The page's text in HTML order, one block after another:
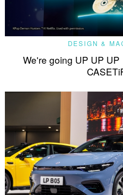
DESIGN &
We're going UP UP